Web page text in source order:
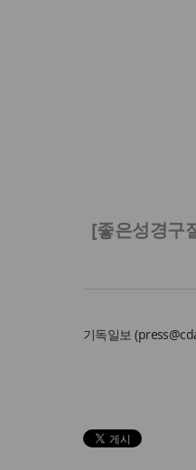
[좋은성경구
기독일보 (